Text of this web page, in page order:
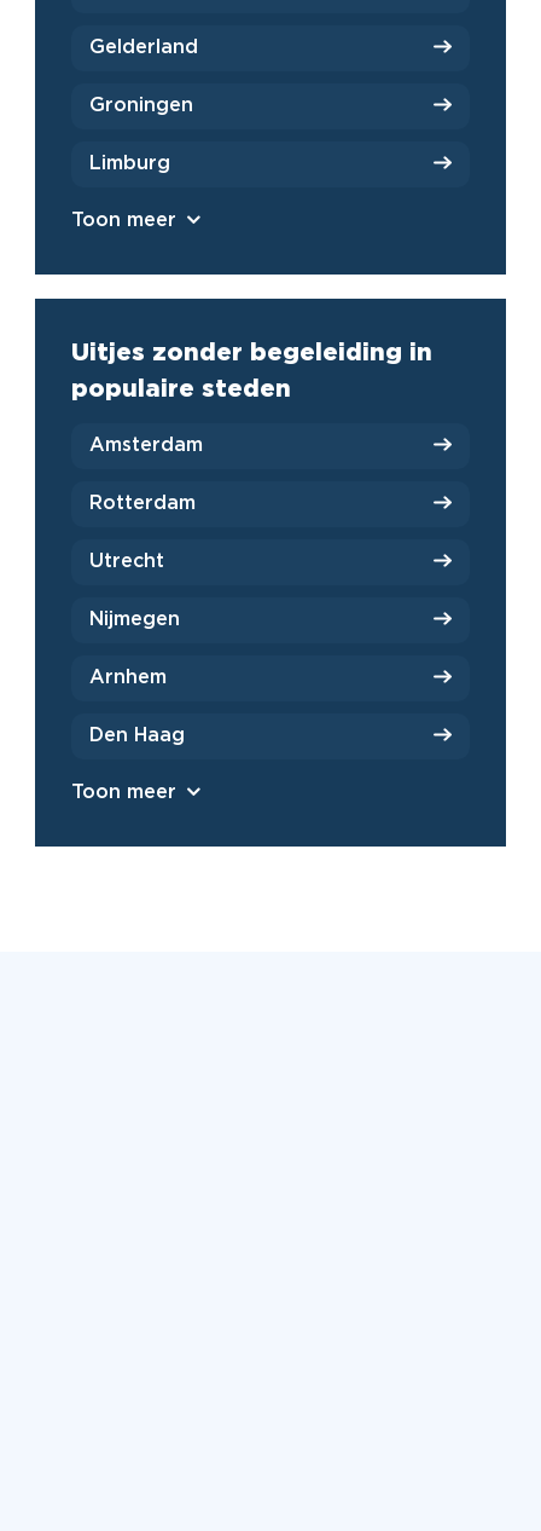
Gelderland
Groningen
Limburg
Toon meer
Uitjes zonder begeleiding in
populaire steden
Amsterdam
Rotterdam
Utrecht
Nijmegen
Arnhem
Den Haag
Toon meer